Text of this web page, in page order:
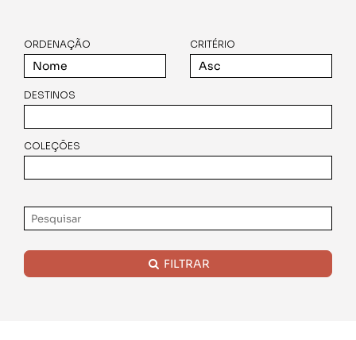
ORDENAÇÃO CRITÉRIO
DESTINOS
COLEÇÕES
FILTRAR